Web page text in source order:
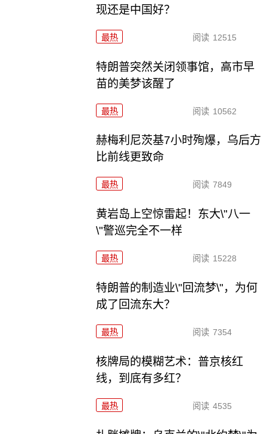
现还是中国好？
最热 阅读 12515
特朗普突然关闭领事馆，高市早
苗的美梦该醒了
最热 阅读 10562
赫梅利尼茨基7小时殉爆，乌后方
比前线更致命
最热 阅读 7849
黄岩岛上空惊雷起！东大\"八一
\"警巡完全不一样
最热 阅读 15228
特朗普的制造业\"回流梦\"，为何
成了回流东大？
最热 阅读 7354
核牌局的模糊艺术：普京核红
线，到底有多红？
最热 阅读 4535